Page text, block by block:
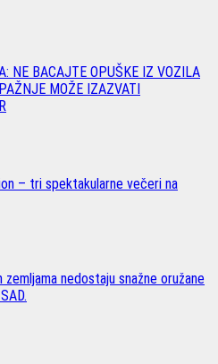
NE BACAJTE OPUŠKE IZ VOZILA
MOŽE IZAZVATI
– tri spektakularne večeri na
nedostaju snažne oružane